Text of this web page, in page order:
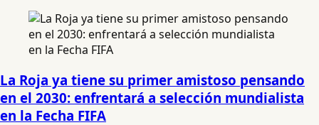
La Roja ya tiene su primer amistoso pensando
en el 2030: enfrentará a selección mundialista
en la Fecha FIFA